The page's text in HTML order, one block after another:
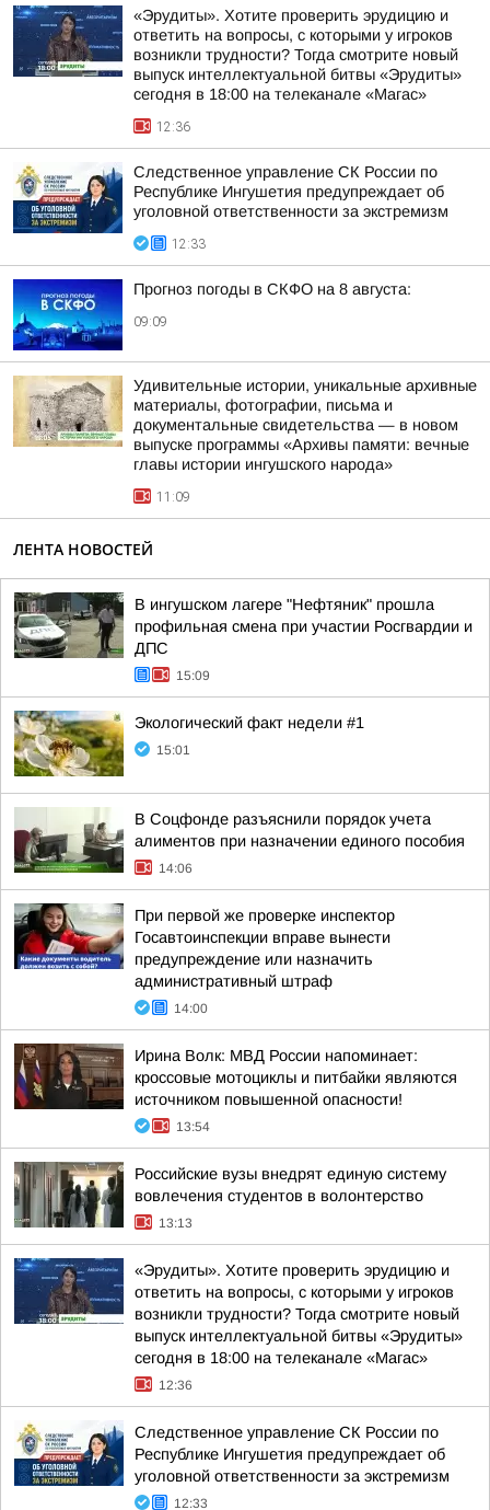
«Эрудиты». Хотите проверить эрудицию и
ответить на вопросы, с которыми у игроков
возникли трудности? Тогда смотрите новый
выпуск интеллектуальной битвы «Эрудиты»
сегодня в 18:00 на телеканале «Магас»
12:36
Следственное управление СК России по
Республике Ингушетия предупреждает об
уголовной ответственности за экстремизм
12:33
Прогноз погоды в СКФО на 8 августа:
09:09
Удивительные истории, уникальные архивные
материалы, фотографии, письма и
документальные свидетельства — в новом
выпуске программы «Архивы памяти: вечные
главы истории ингушского народа»
11:09
ЛЕНТА НОВОСТЕЙ
В ингушском лагере "Нефтяник" прошла
профильная смена при участии Росгвардии и
ДПС
15:09
Экологический факт недели #1
15:01
В Соцфонде разъяснили порядок учета
алиментов при назначении единого пособия
14:06
При первой же проверке инспектор
Госавтоинспекции вправе вынести
предупреждение или назначить
административный штраф
14:00
Ирина Волк: МВД России напоминает:
кроссовые мотоциклы и питбайки являются
источником повышенной опасности!
13:54
Российские вузы внедрят единую систему
вовлечения студентов в волонтерство
13:13
«Эрудиты». Хотите проверить эрудицию и
ответить на вопросы, с которыми у игроков
возникли трудности? Тогда смотрите новый
выпуск интеллектуальной битвы «Эрудиты»
сегодня в 18:00 на телеканале «Магас»
12:36
Следственное управление СК России по
Республике Ингушетия предупреждает об
уголовной ответственности за экстремизм
12:33